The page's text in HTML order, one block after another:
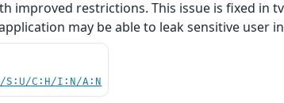
improved restrictions. This issue is fixed in
may be able to leak sensitive user
S:U/C:H/I:N/A:N